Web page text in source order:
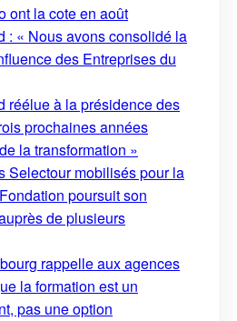
ont la cote en août
: « Nous avons consolidé la
des Entreprises du
réélue à la présidence des
prochaines années
la transformation »
Selectour mobilisés pour la
poursuit son
de plusieurs
rappelle aux agences
la formation est un
pas une option